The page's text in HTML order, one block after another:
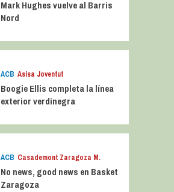
Mark Hughes vuelve al Barris
Nord
ACB Asisa Joventut
Boogie Ellis completa la línea
exterior verdinegra
ACB Casademont Zaragoza M.
No news, good news en Basket
Zaragoza